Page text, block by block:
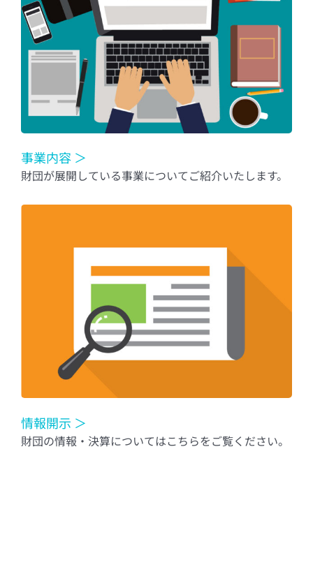
事業内容 ＞
財団が展開している事業についてご紹介いたします。
情報開示 ＞
財団の情報・決算についてはこちらをご覧ください。